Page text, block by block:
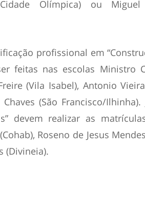
Olímpica) ou
profissional em
feitas nas escolas Ministro
(Vila Isabel), Antonio
(São Francisco/Ilhinha).
devem realizar as
Roseno de Jesus
(Divineia).